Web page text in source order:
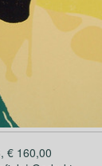
€ 160,00